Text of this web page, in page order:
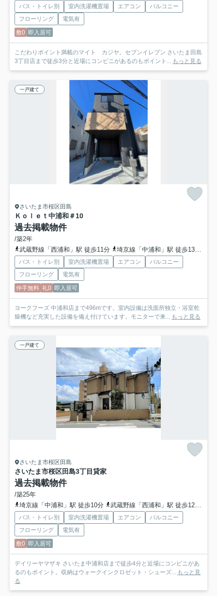
バス・トイレ別 室内洗濯機置場 エアコン
バルコニー
フローリング
電気有
敷0 即入居可
こだわりポイント満載のマイト カジヤ。セブンイレブン さいたま田島
3丁目店まで徒歩3分と近場にコンビニがあるのもポイント... もっと見る
一戸建て
さいたま市桜区田島
Ｋｏｌｅｔ中浦和＃10
過去掲載物件
/築2年
武蔵野線「西浦和」駅 徒歩11分
埼京線「中浦和」駅 徒歩13分
バス・トイレ別 室内洗濯機置場 エアコン
バルコニー
フローリング
電気有
仲手無料 礼0 即入居可
ヨークフーズ 中浦和店まで496mです。室内設備は洗面所独立・浴室乾
燥機など充実した設備を備え付けています。モニターで来... もっと見る
一戸建て
さいたま市桜区田島
さいたま市桜区田島3丁目貸家
過去掲載物件
/築25年
埼京線「中浦和」駅 徒歩10分
武蔵野線「西浦和」駅 徒歩12分
バス・トイレ別 室内洗濯機置場 エアコン
バルコニー
フローリング
電気有
敷0 即入居可
デイリーヤマザキ さいたま中浦和店まで徒歩4分と近場にコンビニがあ
るのもポイント。収納はウォークインクロゼット・シューズ... もっと見
る